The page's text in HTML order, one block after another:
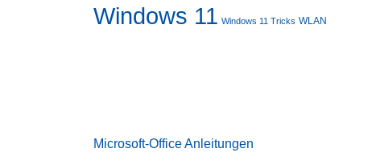
Windows 11 Windows 11 Tricks WLAN
Microsoft-Office Anleitungen